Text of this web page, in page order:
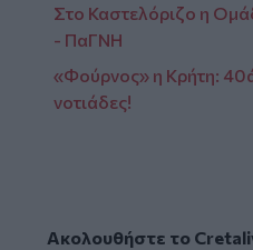
Στο Καστελόριζο η
- ΠαΓΝΗ
«Φούρνος» η Κρήτη:
νοτιάδες!
Ακολουθήστε το